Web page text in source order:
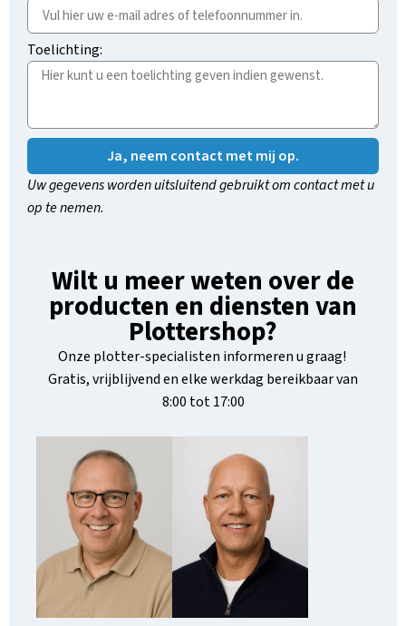
Wilt u meer weten over de
producten en diensten van
Plottershop?
Onze plotter-specialisten informeren u graag!
Gratis, vrijblijvend en elke werkdag bereikbaar van
8:00 tot 17:00
Toelichting:
Ja, neem contact met mij op.
Uw gegevens worden uitsluitend gebruikt om contact met u
op te nemen.